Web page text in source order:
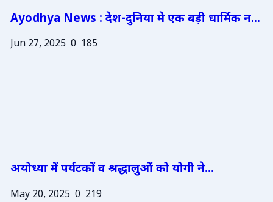
Ayodhya News : देश-दुनिया मे एक बड़ी धार्मिक न...
Jun 27, 2025 0 185
अयोध्या में पर्यटकों व श्रद्धालुओं को योगी ने...
May 20, 2025 0 219